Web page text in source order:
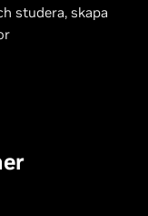
studera, skapa